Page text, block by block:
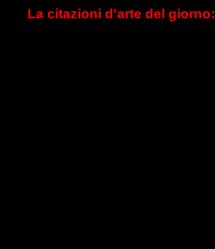
La citazioni d'arte del giorno: